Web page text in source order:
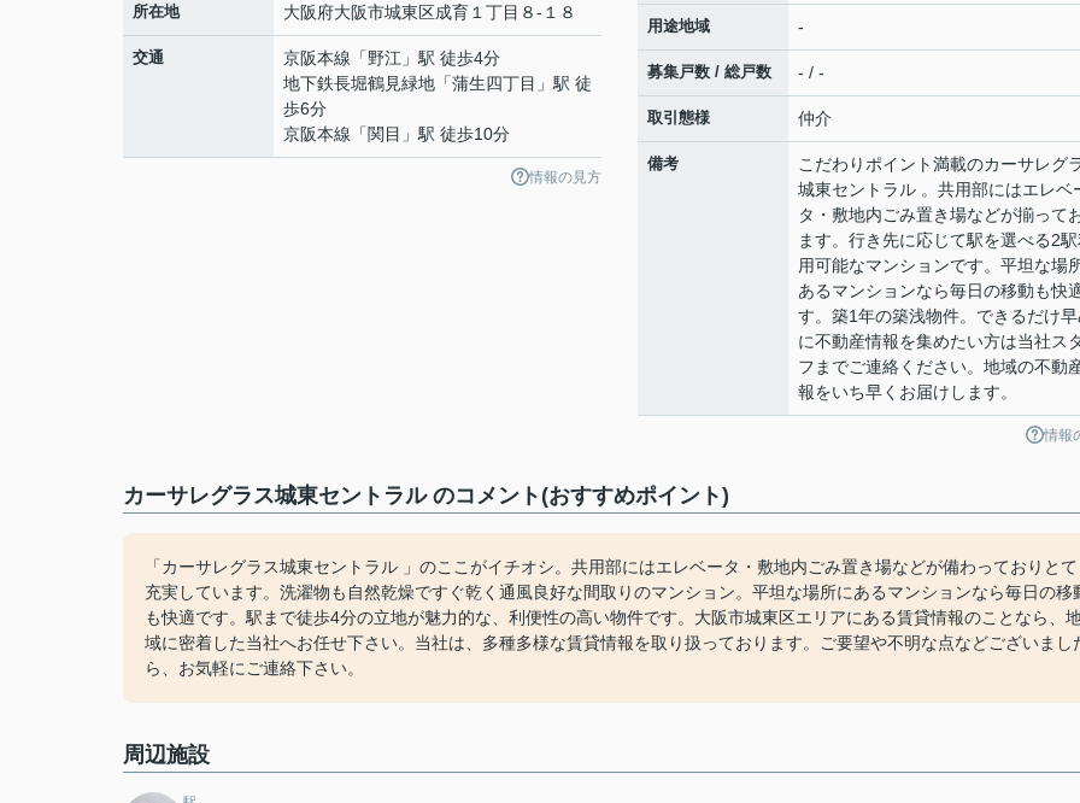
所在地 大阪府大阪市城東区成育 １丁目８-１８
交通 京阪本線 「野江 」駅 徒歩4分
地下鉄長堀鶴見緑地 「蒲生四丁目 」駅 徒
歩6分
京阪本線 「関目 」駅 徒歩10分
情報の見方
用途地域 -
募集戸数 / 総戸数 - / -
取引態様 仲介
備考
こだわりポイント満載のカーサレグ
城東セントラル 。共用部にはエレベ
タ・敷地内ごみ置き場などが揃って
ます。行き先に応じて駅を選べる2
用可能なマンションです。平坦な場
あるマンションなら毎日の移動も快
す。築1年の築浅物件。できるだけ
に不動産情報を集めたい方は当社ス
フまでご連絡ください。地域の不動
報をいち早くお届けします。
情報
カーサレグラス城東セントラル のコメント(おすすめポイント)
「カーサレグラス城東セントラル 」のここがイチオシ。共用部にはエレベータ・敷地内ごみ置き場などが備わっておりと
充実しています。洗濯物も自然乾燥ですぐ乾く通風良好な間取りのマンション。平坦な場所にあるマンションなら毎日の移
も快適です。駅まで徒歩4分の立地が魅力的な、利便性の高い物件です。大阪市城東区エリアにある賃貸情報のことなら、
域に密着した当社へお任せ下さい。当社は、多種多様な賃貸情報を取り扱っております。ご要望や不明な点などございまし
ら、お気軽にご連絡下さい。
周辺施設